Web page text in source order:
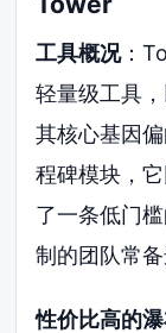
工具概况：
轻量级工具
其核心基因
程碑模块，
了一条低门
制的团队常备
性价比高的